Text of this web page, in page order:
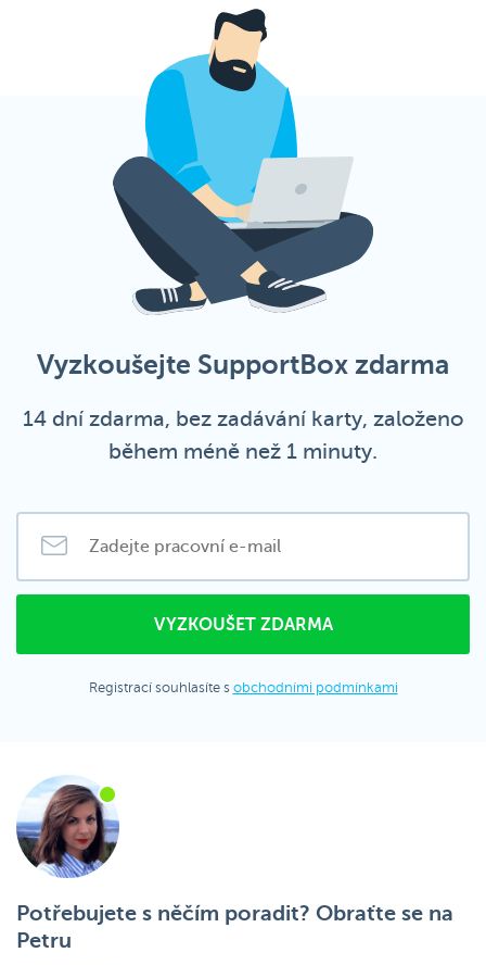
Vyzkoušejte SupportBox zdarma
14 dní zdarma, bez zadávání karty, založeno
během méně než 1 minuty.
Registrací souhlasíte s obchodními podmínkami
Potřebujete s něčím poradit? Obraťte se na
Petru